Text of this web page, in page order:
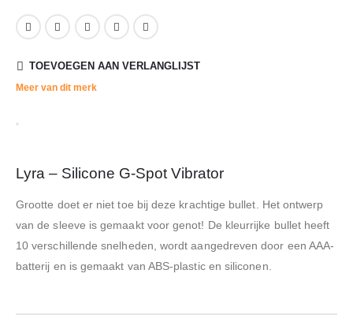
TOEVOEGEN AAN VERLANGLIJST
Meer van dit merk
Lyra – Silicone G-Spot Vibrator
Grootte doet er niet toe bij deze krachtige bullet. Het ontwerp
van de sleeve is gemaakt voor genot! De kleurrijke bullet heeft
10 verschillende snelheden, wordt aangedreven door een AAA-
batterij en is gemaakt van ABS-plastic en siliconen.